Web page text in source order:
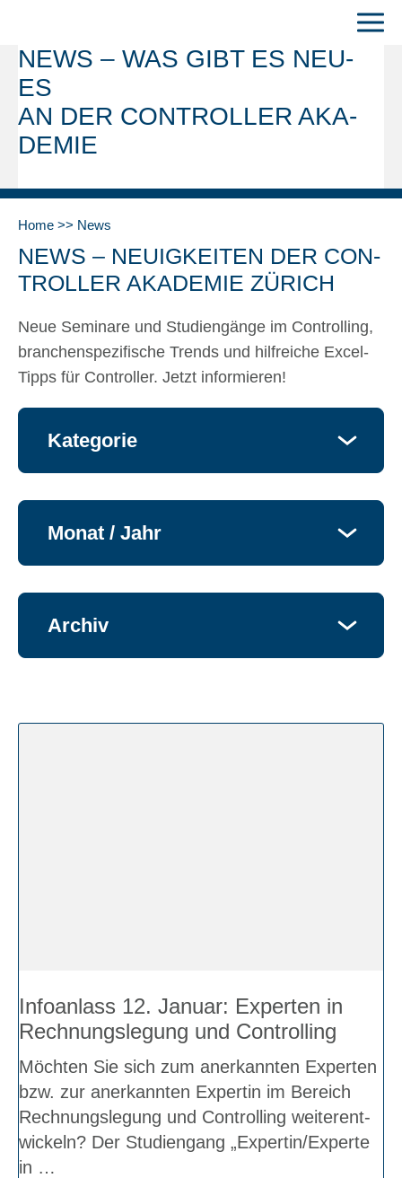
NEWS – WAS GIBT ES NEU­
ES
AN DER CON­TROL­LER AKA­
DE­MIE
Home News
NEWS – NEU­IG­KEI­TEN DER CON­
TROL­LER AKA­DE­MIE ZÜRICH
Neue Semi­na­re und Stu­di­en­gän­ge im Con­trol­ling,
bran­chen­spe­zi­fi­sche Trends und hilf­rei­che Excel-
Tipps für Con­trol­ler. Jetzt infor­mie­ren!
Kate­go­rie
Monat / Jahr
Archiv
Info­an­lass 12. Janu­ar: Exper­ten in
Rech­nungs­le­gung und Con­trol­ling
Möch­ten Sie sich zum aner­kann­ten Exper­ten
bzw. zur aner­kann­ten Exper­tin im Bereich
Rech­nungs­le­gung und Con­trol­ling wei­ter­ent­
wickeln? Der Stu­di­en­gang „Expertin/Experte
in …